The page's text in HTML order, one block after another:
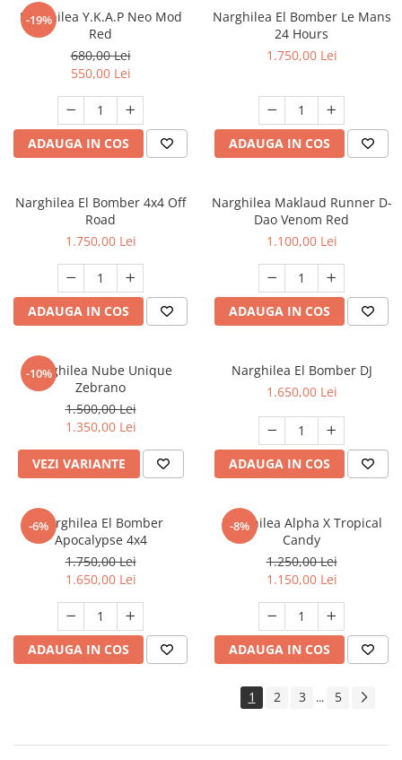
-19%
Narghilea Y.K.A.P Neo Mod
Red
680,00 Lei
550,00 Lei
ADAUGA IN COS
Narghilea El Bomber Le Mans
24 Hours
1.750,00 Lei
ADAUGA IN COS
Narghilea El Bomber 4x4 Off
Road
1.750,00 Lei
ADAUGA IN COS
Narghilea Maklaud Runner D-
Dao Venom Red
1.100,00 Lei
ADAUGA IN COS
-10%
Narghilea Nube Unique
Zebrano
1.500,00 Lei
1.350,00 Lei
VEZI VARIANTE
Narghilea El Bomber DJ
1.650,00 Lei
ADAUGA IN COS
-6%Narghilea El Bomber
Apocalypse 4x4
1.750,00 Lei
1.650,00 Lei
ADAUGA IN COS
-8%
Narghilea Alpha X Tropical
Candy
1.250,00 Lei
1.150,00 Lei
ADAUGA IN COS
1 2 3 ... 5